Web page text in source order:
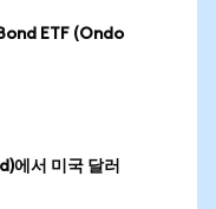
ETF (Ondo
에서 미국 달러